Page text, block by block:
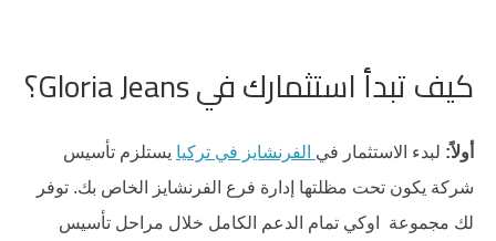
كيف تبدأ استثمارك في Gloria Jeans؟
أولاً: لبدء الاستثمار في الفرنشايز في تركيا يستلزم تأسيس
شركة يكون تحت مظلتها إدارة فرع الفرنشايز الخاص بك. توفر
لك مجموعة اوكي تمام الدعم الكامل خلال مراحل تأسيس